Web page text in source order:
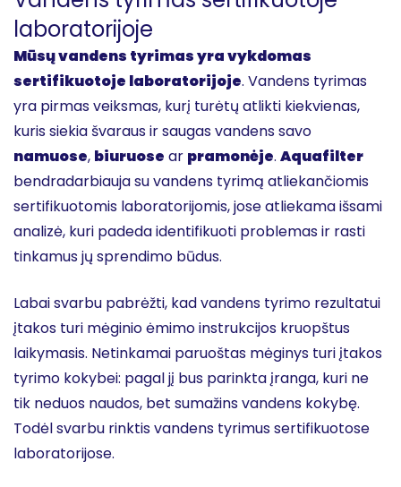
laboratorijoje
Mūsų vandens tyrimas yra vykdomas
sertifikuotoje laboratorijoje. Vandens tyrimas
yra pirmas veiksmas, kurį turėtų atlikti kiekvienas,
kuris siekia švaraus ir saugas vandens savo
namuose, biuruose ar pramonėje. Aquafilter
bendradarbiauja su vandens tyrimą atliekančiomis
sertifikuotomis laboratorijomis, jose atliekama išsami
analizė, kuri padeda identifikuoti problemas ir rasti
tinkamus jų sprendimo būdus.
Labai svarbu pabrėžti, kad vandens tyrimo rezultatui
įtakos turi mėginio ėmimo instrukcijos kruopštus
laikymasis. Netinkamai paruoštas mėginys turi įtakos
tyrimo kokybei: pagal jį bus parinkta įranga, kuri ne
tik neduos naudos, bet sumažins vandens kokybę.
Todėl svarbu rinktis vandens tyrimus sertifikuotose
laboratorijose.